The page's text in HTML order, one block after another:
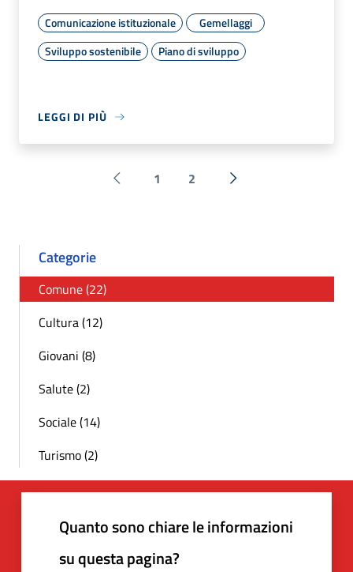
Comunicazione istituzionale
Gemellaggi
Sviluppo sostenibile
Piano di sviluppo
LEGGI DI PIÙ
Pagina precedente
1 2 Successiva »
Categorie
Comune (22)
Cultura (12)
Giovani (8)
Salute (2)
Sociale (14)
Turismo (2)
Quanto sono chiare le informazioni
su questa pagina?